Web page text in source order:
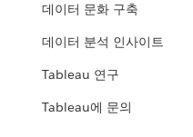
데이터 문화 구축
데이터 분석 인사이트
Tableau 연구
Tableau에 문의